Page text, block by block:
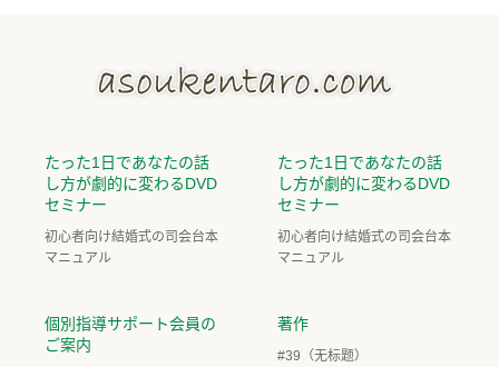
たった1日であなたの話
し方が劇的に変わるDVD
セミナー
初心者向け結婚式の司会台本
マニュアル
たった1日であなたの話
し方が劇的に変わるDVD
セミナー
初心者向け結婚式の司会台本
マニュアル
個別指導サポート会員の
ご案内
著作
#39（无标题）